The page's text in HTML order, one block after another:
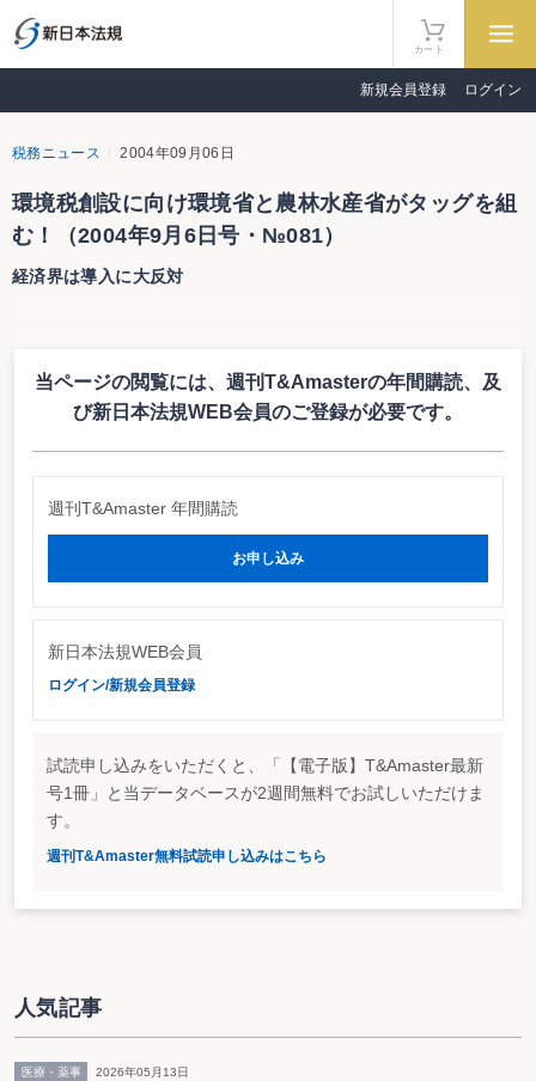
カート
新規会員登録 ログイン
税務ニュース 2004年09月06日
環境税創設に向け環境省と農林水産省がタッグを組
む！（2004年9月6日号・№081）
経済界は導入に大反対
環境省は平成17年度税制改正要望において、地球温暖化対策を推進するた
め、環境税（仮称）の創設を盛り込んだ。また、農林水産省でも森林吸収源対
策を目的として、環境税の創設を平成17年度税制改正要望に明記した。経済界
を中心として反対意見が強い環境税だが、環境省及び農林水産省がタッグを組
税率や課税標準は明記されず
ておらず、今後の議論を待つことになる。
環境省の中央環境審議会が8月30日に公表した「温暖化対策税制とこれに関
間報告では名称を温暖化対策税と明記）。温暖化対策税は、温室効果ガスの排
る仕組みであるとしている。
二酸化炭素の排出量を1990年と比べて2％削減することが可能としている。
どの時点で課税するか
また、環境税導入の際に問題となるのは税率の他、化石燃料への課税をどの
段階で行うかという点が挙げられる。現時点では、化石燃料の輸入時点又は採
取場からの採取時点で課税を行う「最上流課税」、化石燃料の製造場からの出
う「下流課税」が挙げられる。
経済界では、そもそも「先に税ありき」とする議論に反対している他、石油
述の通り、その仕組みや導入時期等が明らかになっていないものの、平成17年
当ページの閲覧には、週刊T&Amasterの年間購読、 及
び新日本法規WEB会員のご登録が必要です。
週刊T&Amaster 年間購読
お申し込み
新日本法規WEB会員
ログイン/新規会員登録
試読申し込みをいただくと、「【電子版】T&Amaster最新
号1冊」と当データベースが2週間無料でお試しいただけま
す。
週刊T&Amaster無料試読申し込みはこちら
人気記事
医療・薬事 2026年05月13日